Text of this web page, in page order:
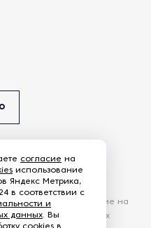
сайт, вы даете согласие на
пользовательских
согласие на
использование
Яндекс Метрика,
в соответствии с
и
данных. Вы